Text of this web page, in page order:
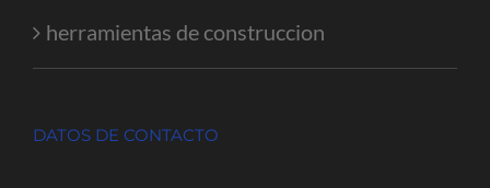
herramientas de construccion
DATOS DE CONTACTO